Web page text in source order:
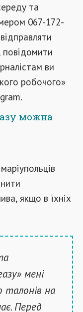
та
067-172-
повідомити
ви
робочого»
можна
якщо в їхніх
мені
талонів на
Перед